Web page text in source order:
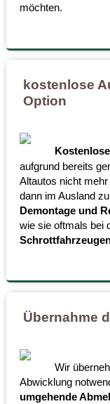
möchten.
kostenlose
Option
aufgrund bereits
Altautos nicht
dann im Ausland
Demontage und
wie sie oftmals bei
Übernahme
Wir
Abwicklung
umgehende